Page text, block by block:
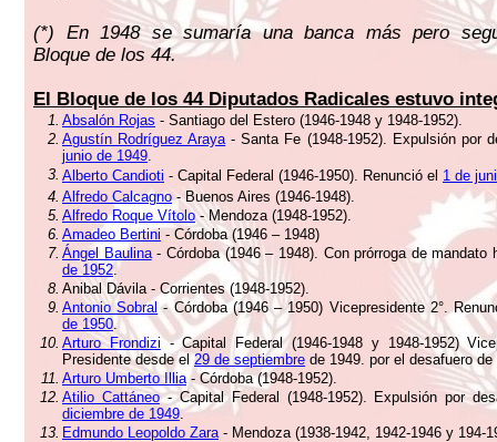
(*)
En 1948 se sumaría una banca más pero
Bloque de los 44.
El Bloque de los 44 Diputados Radicales estuvo
1. Absalón Rojas - Santiago del Estero (1946-1948 y 1948-1952).
2. Agustín Rodríguez Araya- Santa Fe (1948-1952). Expulsión por
junio de 1949.
3. Alberto Candioti - Capital Federal (1946-1950). Renunció el 1 de
4. Alfredo Calcagno- Buenos Aires (1946-1948).
5. Alfredo Roque Vítolo- Mendoza (1948-1952).
6. Amadeo Bertini - Córdoba (1946 – 1948)
7. Ángel Baulina- Córdoba (1946 – 1948). Con prórroga de mandato
de 1952.
8. Anibal Dávila - Corrientes (1948-1952).
9. Antonio Sobral - Córdoba (1946 – 1950) Vicepresidente 2°.
de 1950.
10. Arturo Frondizi - Capital Federal (1946-1948 y 1948-1952)
Presidente desde el 29 de septiembre de 1949. por el desafuero de
11. Arturo Umberto Illia- Córdoba (1948-1952).
12. Atilio Cattáneo- Capital Federal (1948-1952). Expulsión por
diciembre de 1949.
13. Edmundo Leopoldo Zara- Mendoza (1938-1942, 1942-1946 y 194-